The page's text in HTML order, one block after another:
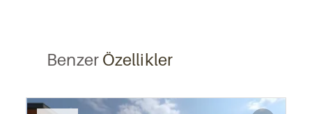
BenzerÖzellikler
Recommended